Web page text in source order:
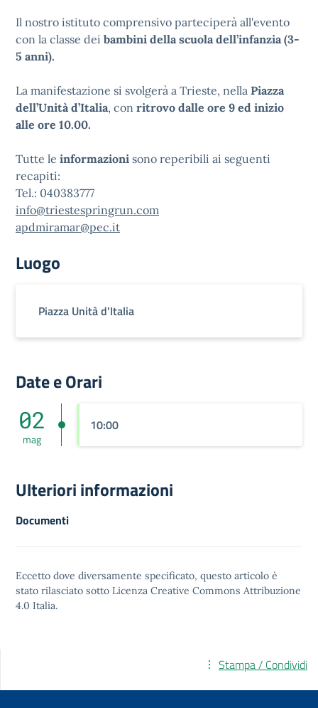
Il nostro istituto comprensivo parteciperà all'evento
con la classe dei bambini della scuola dell’infanzia (3-
5 anni).
La manifestazione si svolgerà a Trieste, nella Piazza
dell’Unità d’Italia, con ritrovo dalle ore 9 ed inizio
alle ore 10.00.
Tutte le informazioni sono reperibili ai seguenti
recapiti:
Tel.: 040383777
info@triestespringrun.com
apdmiramar@pec.it
Luogo
Piazza Unità d'Italia
Date e Orari
02
mag
10:00
Ulteriori informazioni
Documenti
Eccetto dove diversamente specificato, questo articolo è
stato rilasciato sotto Licenza Creative Commons Attribuzione
4.0 Italia.
Stampa / Condividi